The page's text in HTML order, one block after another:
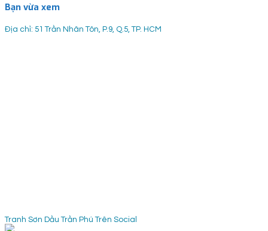
Bạn vừa xem
Địa chỉ: 51 Trần Nhân Tôn, P.9, Q.5, TP. HCM
Tranh Sơn Dầu Trần Phú Trên Social